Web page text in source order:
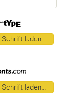
Schrift laden…
Schrift laden…